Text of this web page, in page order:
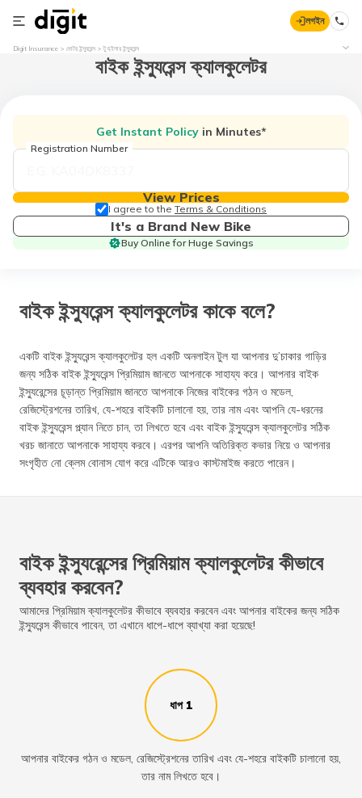
লগইন
Digit Insurance মোটর ইন্স্যুরেন্স টু হুইলার ইন্স্যুরেন্স
বাইক ইন্স্যুরেন্স ক্যালকুলেটর
Get Instant Policy in Minutes*
Registration Number
View Prices
I agree to the Terms & Conditions
It's a Brand New Bike
Buy Online for Huge Savings
বাইক ইন্স্যুরেন্স ক্যালকুলেটর কাকে বলে?
একটি বাইক ইন্স্যুরেন্স ক্যালকুলেটর হল একটি অনলাইন টুল যা আপনার দু’চাকার গাড়ির
জন্য সঠিক বাইক ইন্স্যুরেন্স প্রিমিয়াম জানতে আপনাকে সাহায্য করে। আপনার বাইক
ইন্স্যুরেন্সের চূড়ান্ত প্রিমিয়াম জানতে আপনাকে নিজের বাইকের গঠন ও মডেল,
রেজিস্ট্রেশনের তারিখ, যে-শহরে বাইকটি চালানো হয়, তার নাম এবং আপনি যে-ধরনের
বাইক ইন্স্যুরেন্স প্ল্যান নিতে চান, তা লিখতে হবে এবং বাইক ইন্স্যুরেন্স ক্যালকুলেটর সঠিক
খরচ জানাতে আপনাকে সাহায্য করবে। এরপর আপনি অতিরিক্ত কভার নিয়ে ও আপনার
সংগৃহীত নো ক্লেম বোনাস যোগ করে এটিকে আরও কাস্টমাইজ করতে পারেন।
বাইক ইন্স্যুরেন্সের প্রিমিয়াম ক্যালকুলেটর কীভাবে
ব্যবহার করবেন?
আমাদের প্রিমিয়াম ক্যালকুলেটর কীভাবে ব্যবহার করবেন এবং আপনার বাইকের জন্য সঠিক
ইন্স্যুরেন্স কীভাবে পাবেন, তা এখানে ধাপে-ধাপে ব্যাখ্যা করা হয়েছে!
ধাপ 1
আপনার বাইকের গঠন ও মডেল, রেজিস্ট্রেশনের তারিখ এবং যে-শহরে বাইকটি চালানো হয়,
তার নাম লিখতে হবে।